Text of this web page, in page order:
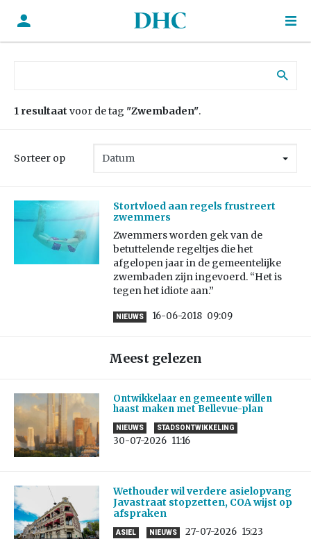
1 resultaat voor de tag "Zwembaden".
Sorteer op
Stortvloed aan regels frustreert
zwemmers
Zwemmers worden gek van de
betuttelende regeltjes die het
afgelopen jaar in de gemeentelijke
zwembaden zijn ingevoerd. “Het is
tegen het idiote aan.”
NIEUWS 16-06-2018 09:09
Meest gelezen
Ontwikkelaar en gemeente willen
haast maken met Bellevue-plan
NIEUWS STADSONTWIKKELING
30-07-2026 11:16
Wethouder wil verdere asielopvang
Javastraat stopzetten, COA wijst op
afspraken
ASIEL NIEUWS 27-07-2026 15:23